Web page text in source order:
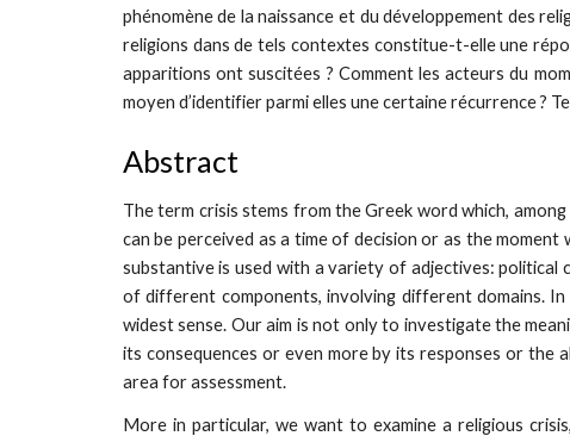
phénomène de la naissance et du développement des
religions dans de tels contextes constitue-t-elle une
apparitions ont suscitées ? Comment les acteurs du
moyen d’identifier parmi elles une certaine récurrence ?
Abstract
The term crisis stems from the Greek word which, among
can be perceived as a time of decision or as the
substantive is used with a variety of adjectives: political
of different components, involving different domains.
widest sense. Our aim is not only to investigate the
its consequences or even more by its responses or the
area for assessment.
More in particular, we want to examine a religious